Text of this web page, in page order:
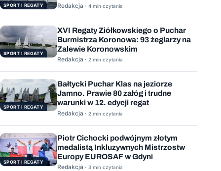
SPORT I REGATY Redakcja · 4 min czytania
SPORT I REGATY
XVI Regaty Ziółkowskiego o Puchar
Burmistrza Koronowa: 93 żeglarzy na
Zalewie Koronowskim
Redakcja · 2 min czytania
SPORT I REGATY
Bałtycki Puchar Klas na jeziorze
Jamno. Prawie 80 załóg i trudne
warunki w 12. edycji regat
Redakcja · 2 min czytania
SPORT I REGATY
Piotr Cichocki podwójnym złotym
medalistą Inkluzywnych Mistrzostw
Europy EUROSAF w Gdyni
Redakcja · 3 min czytania